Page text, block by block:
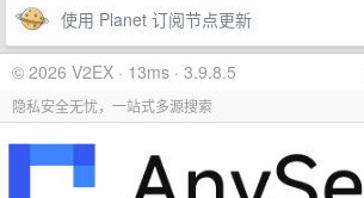
使用 Planet 订阅节点更新
© 2026 V2EX · 13ms · 3.9.8.5
隐私安全无忧，一站式多源搜索